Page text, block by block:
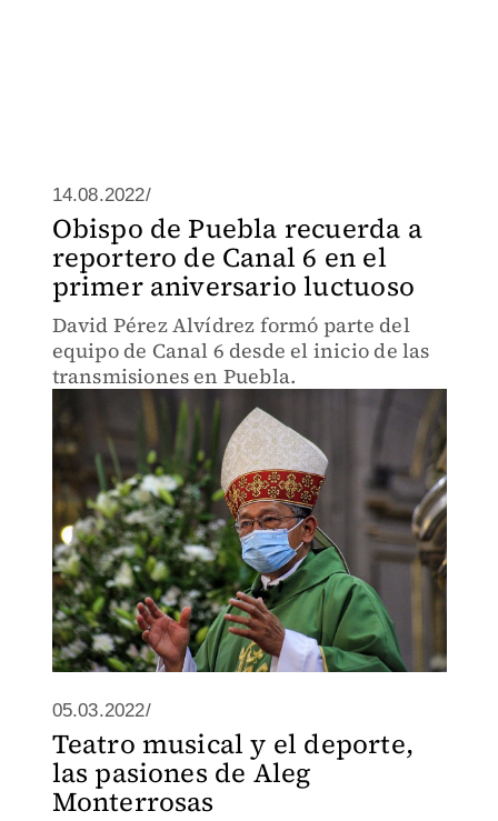
14.08.2022/
Obispo de Puebla recuerda a
reportero de Canal 6 en el
primer aniversario luctuoso
David Pérez Alvídrez formó parte del
equipo de Canal 6 desde el inicio de las
transmisiones en Puebla.
05.03.2022/
Teatro musical y el deporte,
las pasiones de Aleg
Monterrosas